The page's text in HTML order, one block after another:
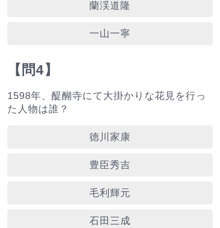
蘭渓道隆
一山一寧
【問4】
1598年、醍醐寺にて大掛かりな花見を行っ
た人物は誰？
徳川家康
豊臣秀吉
毛利輝元
石田三成